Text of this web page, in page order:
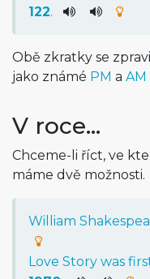
122.
Obě zkratky se
jako známé PM a AM
V roce…
Chceme-li říct, ve
máme dvě možnosti.
William
Love Story was